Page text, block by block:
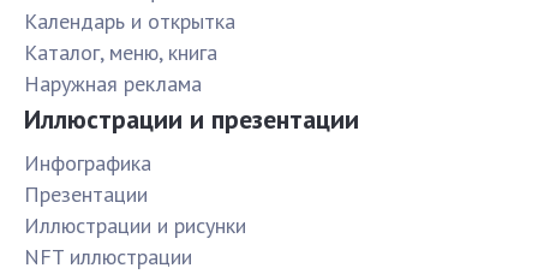
Календарь и открытка
Каталог, меню, книга
Наружная реклама
Иллюстрации и презентации
Инфографика
Презентации
Иллюстрации и рисунки
NFT иллюстрации